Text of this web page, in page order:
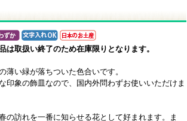
は取扱い終了のため在庫限りとなります。
薄い緑が落ちついた色合いです。
印象の飾皿なので、国内外問わずお使いいただけま
の訪れを一番に知らせる花として好まれます。ま